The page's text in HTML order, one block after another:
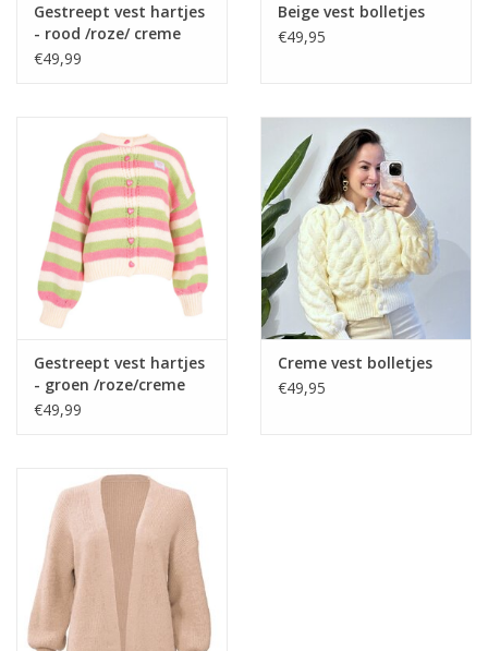
Gestreept vest hartjes
- rood /roze/ creme
€49,99
Beige vest bolletjes
€49,95
Gestreept vest hartjes
- groen /roze/creme
€49,99
Creme vest bolletjes
€49,95